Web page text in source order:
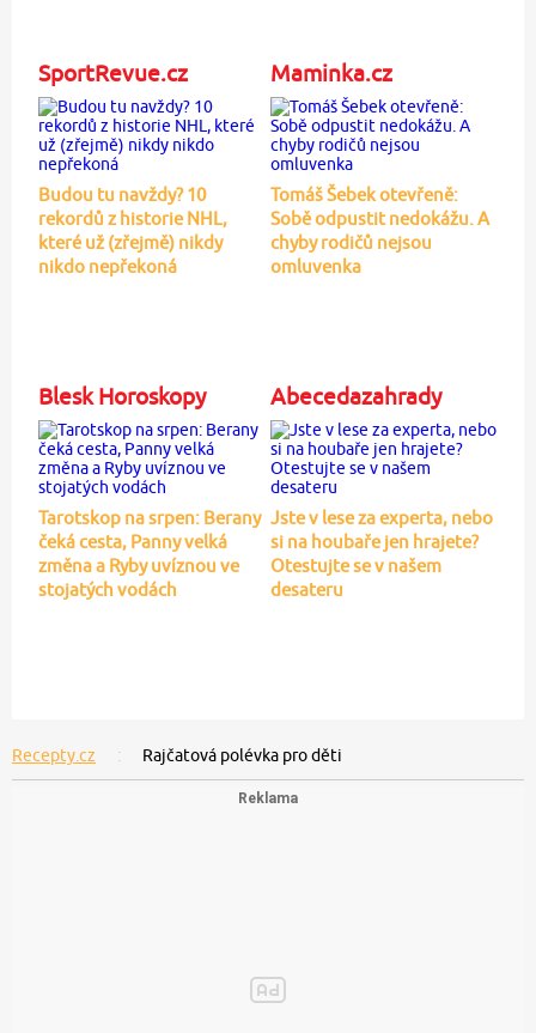
SportRevue.cz
Budou tu navždy? 10
rekordů z historie NHL,
které už (zřejmě) nikdy
nikdo nepřekoná
Maminka.cz
Tomáš Šebek otevřeně:
Sobě odpustit nedokážu. A
chyby rodičů nejsou
omluvenka
Blesk Horoskopy
Tarotskop na srpen: Berany
čeká cesta, Panny velká
změna a Ryby uvíznou ve
stojatých vodách
Abecedazahrady
Jste v lese za experta, nebo
si na houbaře jen hrajete?
Otestujte se v našem
desateru
Recepty.cz Rajčatová polévka pro děti